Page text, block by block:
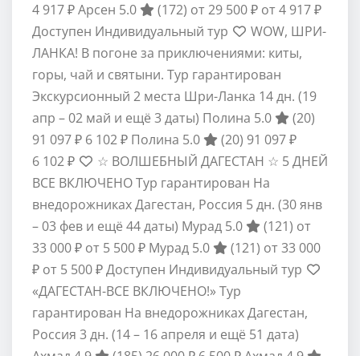
4 917 ₽Арсен 5.0 (172) от 29 500 ₽ от 4 917 ₽
Доступен Индивидуальный тур
WOW, ШРИ-
ЛАНКА! В погоне за приключениями: киты,
горы, чай и святыни. Тур гарантирован
Экскурсионный 2 места Шри-Ланка 14 дн. (19
апр – 02 май и ещё 3 даты) Полина 5.0
(20)
91 097 ₽ 6 102 ₽ Полина 5.0 (20) 91 097 ₽
6 102 ₽
☆ ВОЛШЕБНЫЙ ДАГЕСТАН ☆ 5 ДНЕЙ
ВСЕ ВКЛЮЧЕНО Тур гарантирован На
внедорожниках Дагестан, Россия 5 дн. (30 янв
– 03 фев и ещё 44 даты) Мурад 5.0 (121) от
33 000 ₽ от 5 500 ₽ Мурад 5.0 (121) от 33 000
₽ от 5 500 ₽Доступен Индивидуальный тур
«ДАГЕСТАН-ВСЕ ВКЛЮЧЕНО!» Тур
гарантирован На внедорожниках Дагестан,
Россия 3 дн. (14 – 16 апреля и ещё 51 дата)